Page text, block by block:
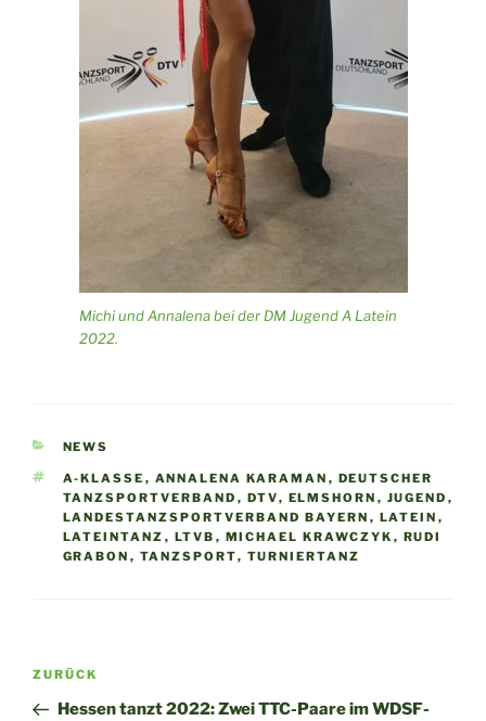
Michi und Annalena bei der DM Jugend A Latein
2022.
KATEGORIEN
NEWS
SCHLAGWÖRTER
A-KLASSE , ANNALENA KARAMAN , DEUTSCHER
TANZSPORTVERBAND , DTV, ELMSHORN , JUGEND ,
LANDESTANZSPORTVERBAND BAYERN , LATEIN ,
LATEINTANZ , LTVB , MICHAEL KRAWCZYK , RUDI
GRABON , TANZSPORT, TURNIERTANZ
Beitragsnavigation
Vorheriger
Beitrag
ZURÜCK
Hessen tanzt 2022: Zwei TTC-Paare im WDSF-